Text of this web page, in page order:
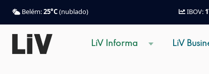
Belém:25°C(nublado) IBOV:
LiV Informa LiV